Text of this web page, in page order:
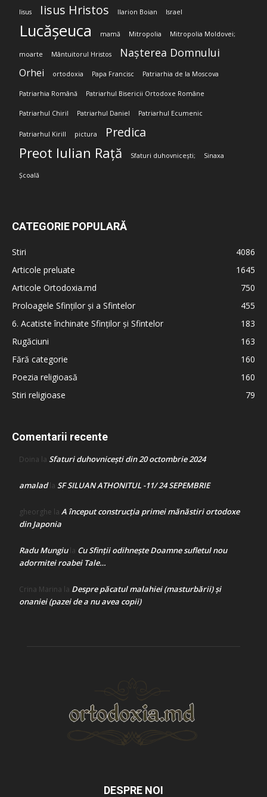
Iisus Iisus Hristos Ilarion Boian Israel
Lucășeuca mamă Mitropolia Mitropolia Moldovei;
moarte Mântuitorul Hristos Nașterea Domnului
Orhei ortodoxia Papa Francisc Patriarhia de la Moscova
Patriarhia Română Patriarhul Bisericii Ortodoxe Române
Patriarhul Chiril Patriarhul Daniel Patriarhul Ecumenic
Patriarhul Kirill pictura Predica
Preot Iulian Rață Sfaturi duhovnicești; Sinaxa
Școală
CATEGORIE POPULARĂ
Stiri
4086
Articole preluate
1645
Articole Ortodoxia.md
750
Proloagele Sfinților și a Sfintelor
455
6. Acatiste închinate Sfinților și Sfintelor
183
Rugăciuni
163
Fără categorie
160
Poezia religioasă
160
Stiri religioase
79
Comentarii recente
Doina la Sfaturi duhovnicești din 20 octombrie 2024
amaladla SF SILUAN ATHONITUL -11/ 24 SEPEMBRIE
gheorghe la A început construcţia primei mănăstiri ortodoxe
din Japonia
Radu Mungiula Cu Sfinții odihnește Doamne sufletul nou
adormitei roabei Tale…
Crina Marina la Despre păcatul malahiei (masturbării) şi
onaniei (pazei de a nu avea copii)
DESPRE NOI